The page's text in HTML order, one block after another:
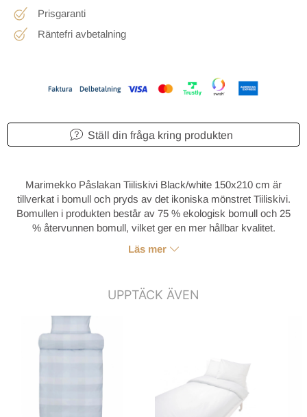
Prisgaranti
Räntefri avbetalning
Ställ din fråga kring produkten
Marimekko Påslakan Tiiliskivi Black/white 150x210 cm är
tillverkat i bomull och pryds av det ikoniska mönstret Tiiliskivi.
Bomullen i produkten består av 75 % ekologisk bomull och 25
% återvunnen bomull, vilket ger en mer hållbar kvalitet.
Läs mer
UPPTÄCK ÄVEN